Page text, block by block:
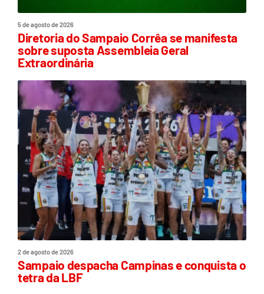
5 de agosto de 2026
Diretoria do Sampaio Corrêa se manifesta
sobre suposta Assembleia Geral
Extraordinária
2 de agosto de 2026
Sampaio despacha Campinas e conquista o
tetra da LBF